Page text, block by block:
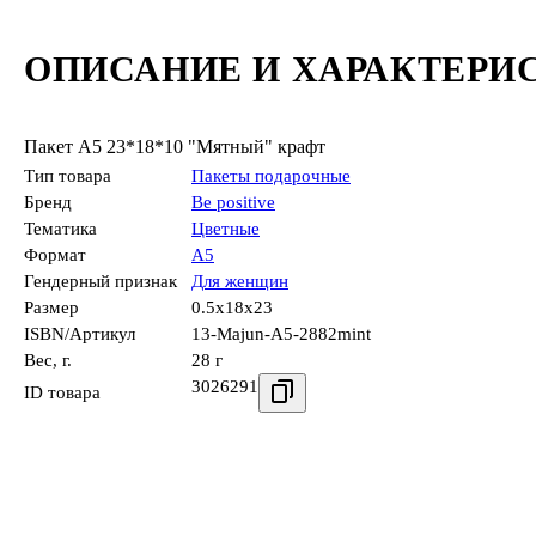
ОПИСАНИЕ И
Пакет А5 23*18*10 "Мятный" крафт
Тип товара
Пакеты подарочные
Бренд
Be positive
Тематика
Цветные
Формат
А5
Гендерный признак
Для женщин
Размер
0.5x18x23
ISBN/Артикул
13-Majun-A5-2882mint
Вес, г.
28 г
ID товара
3026291